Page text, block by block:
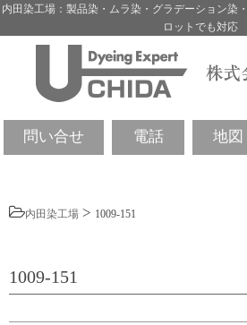
内田染工場：製品染・ムラ染・グラデーション染
ロットでも対応
問い合せ 電話 地図
内田染工場 > 1009-151
1009-151